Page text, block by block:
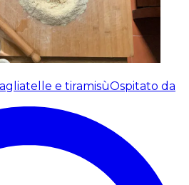
e tiramisùOspitato da